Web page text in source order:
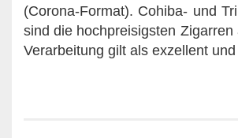
(Corona-Format). Cohiba- und
sind die hochpreisigsten Zigarren
Verarbeitung gilt als exzellent